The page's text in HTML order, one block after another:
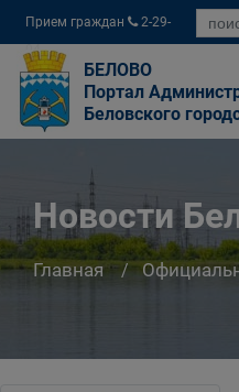
Прием граждан
2-29-
04
БЕЛОВО
Портал
Беловского
Новости
Главная